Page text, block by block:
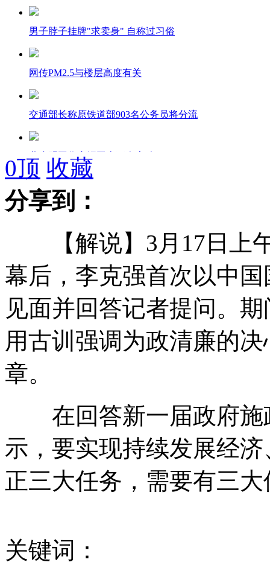
男子脖子挂牌"求卖身" 自称过习俗
网传PM2.5与楼层高度有关
交通部长称原铁道部903名公务员将分流
黄晓明工作室招工上万人应聘
<金粉世家>启用新人将被翻拍
武汉逾2万名大学生贷款买苹果手机
男子110米栏新排名:刘翔跌出前400
山西运城恶犬咬伤多人 警民合力深夜将其击毙
女孩北京地铁殴打老人 痛下狠手拳打脚踢
无痛分娩是否安全 医生回应
外交部：反对强权政治霸凌主义
0顶 收藏
分享到：
【解说】3月17日上午
幕后，李克强首次以中
见面并回答记者提问。
用古训强调为政清廉的
章。
在回答新一届政府施
示，要实现持续发展经
正三大任务，需要有三大
关键词：